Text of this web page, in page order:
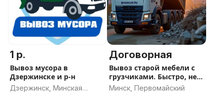
1 р.
Вывоз мусора в
Дзержинске и р-н
Дзержинск, Минская
Договорная
Вывоз старой мебели с
грузчиками. Быстро, не
дорого.
Минск, Первомайский